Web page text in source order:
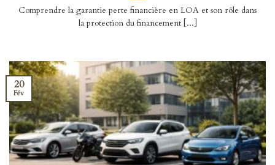
Comprendre la garantie perte financière en LOA et son rôle dans
la protection du financement [...]
20
Fév